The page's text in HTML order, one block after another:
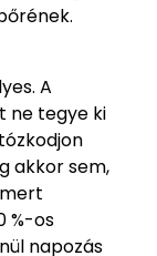
A
ne tegye ki
akkor sem,
%-os
napozás